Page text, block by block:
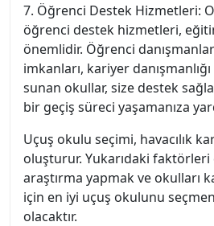
7. Öğrenci Destek Hizmetleri:
öğrenci destek hizmetleri,
önemlidir. Öğrenci
imkanları, kariyer
sunan okullar, size destek
bir geçiş süreci yaşamanıza
Uçuş okulu seçimi, havacılık
oluşturur. Yukarıdaki
araştırma yapmak ve okulları
için en iyi uçuş okulunu
olacaktır.